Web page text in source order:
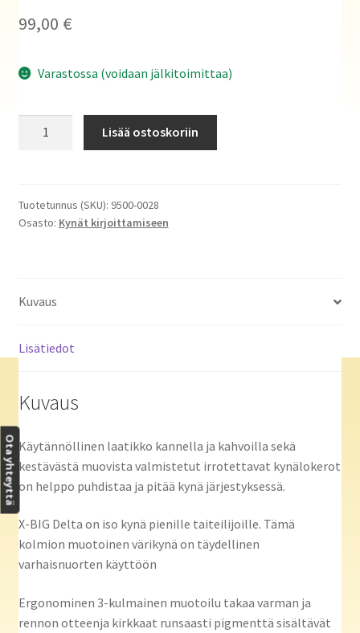
99,00 €
Varastossa (voidaan jälkitoimittaa)
Delta
(12x8
Lisää ostoskoriin
Tuotetunnus (SKU): 9500-0028
Osasto: Kynät kirjoittamiseen
Kuvaus
Lisätiedot
Kuvaus
Käytännöllinen laatikko kannella ja kahvoilla sekä
kestävästä muovista valmistetut irrotettavat kynälokerot
on helppo puhdistaa ja pitää kynä järjestyksessä.
X-BIG Delta on iso kynä pienille taiteilijoille. Tämä
kolmion muotoinen värikynä on täydellinen
varhaisnuorten käyttöön
Ergonominen 3-kulmainen muotoilu takaa varman ja
rennon otteenja kirkkaat runsaasti pigmenttä sisältävät
Ota yhteyttä